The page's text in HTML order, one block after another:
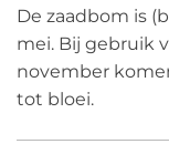
De zaadbom is
mei. Bij gebruik
november
tot bloei.